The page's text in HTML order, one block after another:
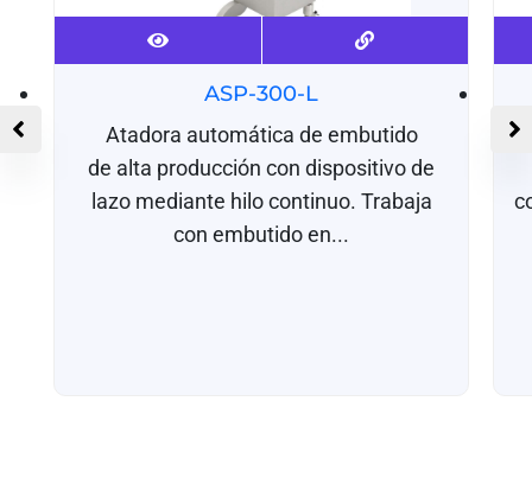
ASP-300-L
Atadora automática de embutido
de alta producción con dispositivo de
lazo mediante hilo continuo. Trabaja
con embutido en...